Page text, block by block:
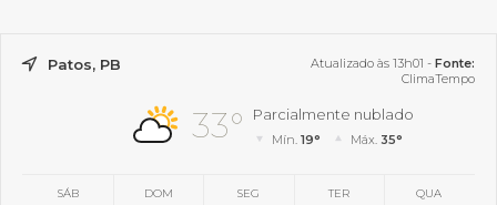
Patos, PB Atualizado às 13h01 - Fonte:
ClimaTempo
33° Parcialmente nublado
Mín.19° Máx. 35°
SÁB DOM SEG TER QUA